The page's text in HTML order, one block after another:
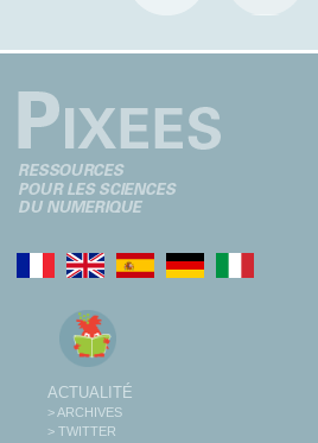
ACTUALITÉ
> ARCHIVES
> TWITTER